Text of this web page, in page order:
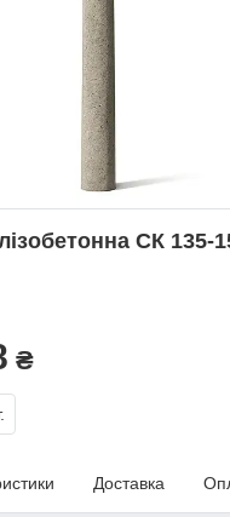
СК 135-
₴
Доставка